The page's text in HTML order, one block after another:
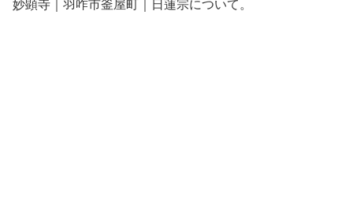
妙顕寺｜羽咋市釜屋町｜日蓮宗について。